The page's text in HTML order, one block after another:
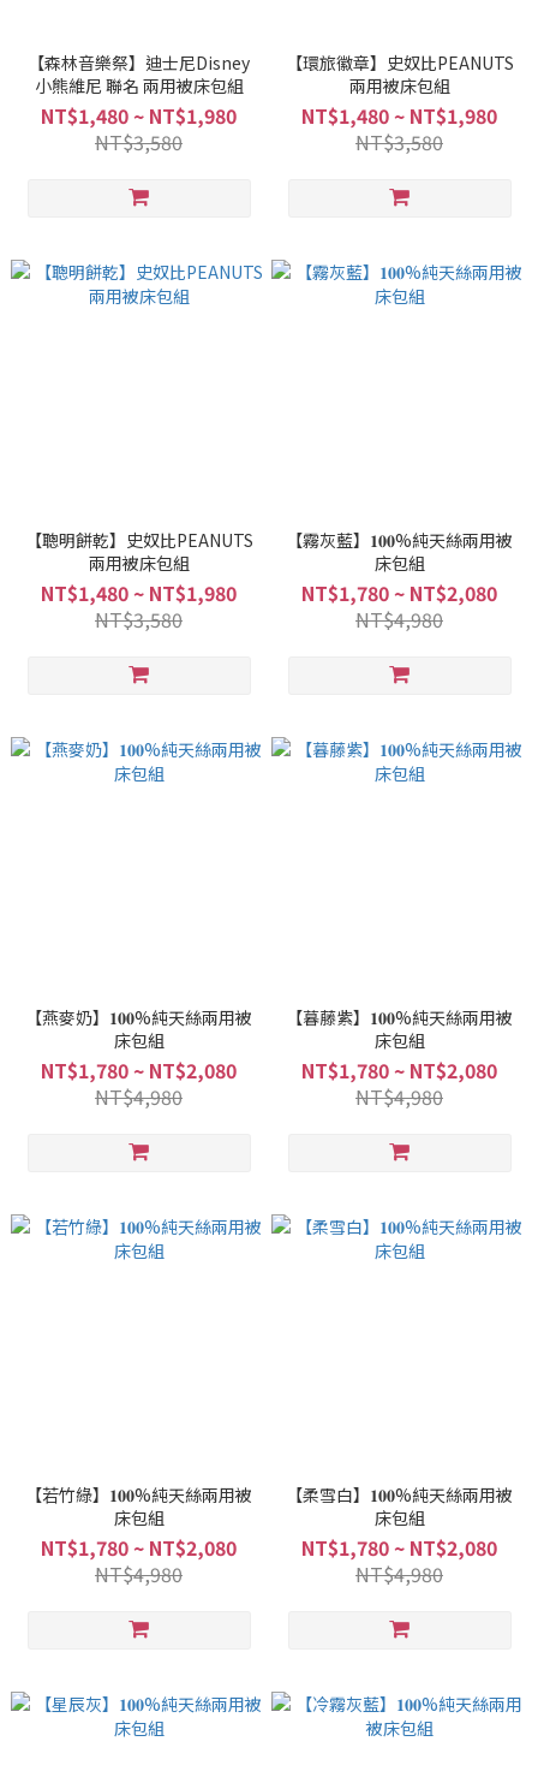
【森林音樂祭】迪士尼Disney
小熊維尼 聯名 兩用被床包組
NT$1,480 ~ NT$1,980
NT$3,580
【環旅徽章】史奴比PEANUTS
兩用被床包組
NT$1,480 ~ NT$1,980
NT$3,580
【聰明餅乾】史奴比PEANUTS
兩用被床包組
NT$1,480 ~ NT$1,980
NT$3,580
【霧灰藍】𝟏𝟎𝟎%純天絲兩用被
床包組
NT$1,780 ~ NT$2,080
NT$4,980
【燕麥奶】𝟏𝟎𝟎%純天絲兩用被
床包組
NT$1,780 ~ NT$2,080
NT$4,980
【暮藤紫】𝟏𝟎𝟎%純天絲兩用被
床包組
NT$1,780 ~ NT$2,080
NT$4,980
【若竹綠】𝟏𝟎𝟎%純天絲兩用被
床包組
NT$1,780 ~ NT$2,080
NT$4,980
【柔雪白】𝟏𝟎𝟎%純天絲兩用被
床包組
NT$1,780 ~ NT$2,080
NT$4,980